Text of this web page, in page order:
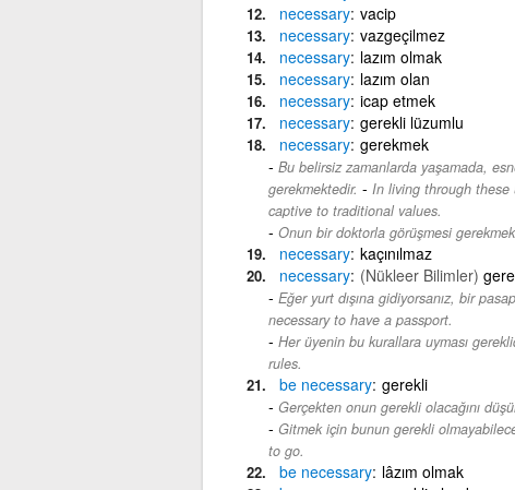
necessary vacip
necessary vazgeçilmez
necessary lazım olmak
necessary lazım olan
necessary icap etmek
necessary gerekli lüzumlu
necessary gerekmek
Bu belirsiz zamanlarda yaşamada,
gerekmektedir. - In living through
captive to traditional values.
Onun bir doktorla görüşmesi
necessary kaçınılmaz
necessary (Nükleer Bilimler)
Eğer yurt dışına gidiyorsanız, bir
necessary to have a passport.
Her üyenin bu kurallara uyması
rules.
be necessary gerekli
Gerçekten onun gerekli olacağını
Gitmek için bunun gerekli
to go.
be necessary lâzım olmak